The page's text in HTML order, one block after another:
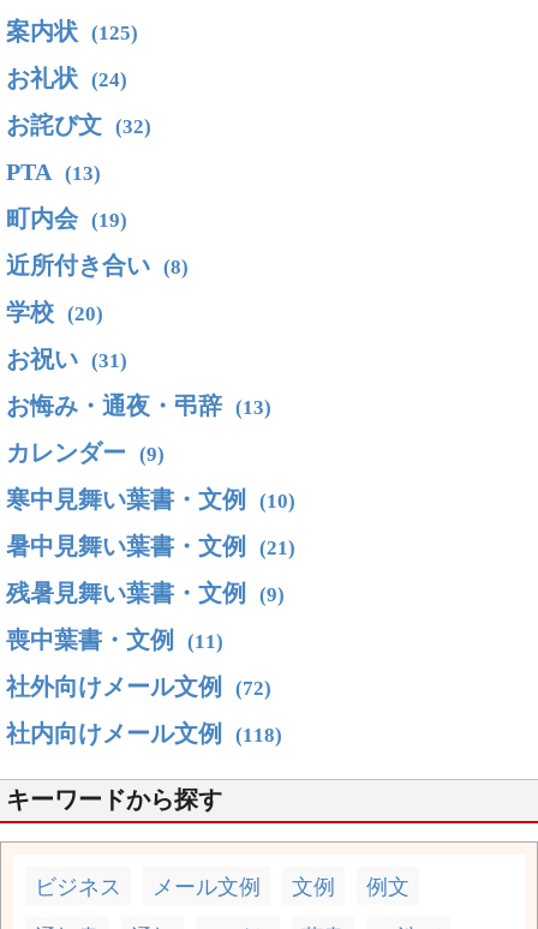
案内状 (125)
お礼状 (24)
お詫び文 (32)
PTA (13)
町内会 (19)
近所付き合い (8)
学校 (20)
お祝い (31)
お悔み・通夜・弔辞 (13)
カレンダー (9)
寒中見舞い葉書・文例 (10)
暑中見舞い葉書・文例 (21)
残暑見舞い葉書・文例 (9)
喪中葉書・文例 (11)
社外向けメール文例 (72)
社内向けメール文例 (118)
キーワードから探す
ビジネス メール文例 文例 例文